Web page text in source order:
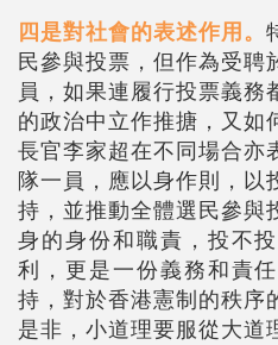
四是對社會的表述作用。
民參與投票，但作為受聘
員，如果連履行投票義務
的政治中立作推搪，又如
長官李家超在不同場合亦
隊一員，應以身作則，以
持，並推動全體選民參與
身的身份和職責，投不
利，更是一份義務和責
持，對於香港憲制的秩序
是非，小道理要服從大道